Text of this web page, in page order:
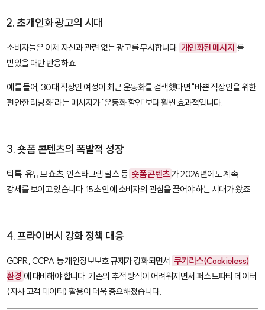
2. 초개인화 광고의 시대
소비자들은 이제 자신과 관련 없는 광고를 무시합니다. 개인화된 메시지 를
받았을 때만 반응하죠.
예를 들어, 30대 직장인 여성이 최근 운동화를 검색했다면 "바쁜 직장인을 위한
편안한 러닝화"라는 메시지가 "운동화 할인"보다 훨씬 효과적입니다.
3. 숏폼 콘텐츠의 폭발적 성장
틱톡, 유튜브 쇼츠, 인스타그램 릴스 등 숏폼 콘텐츠가 2026년에도 계속
강세를 보이고 있습니다. 15초 안에 소비자의 관심을 끌어야 하는 시대가 왔죠.
4. 프라이버시 강화 정책 대응
GDPR, CCPA 등 개인정보보호 규제가 강화되면서 쿠키리스(Cookieless)
환경 에 대비해야 합니다. 기존의 추적 방식이 어려워지면서 퍼스트파티 데이터
(자사 고객 데이터) 활용이 더욱 중요해졌습니다.